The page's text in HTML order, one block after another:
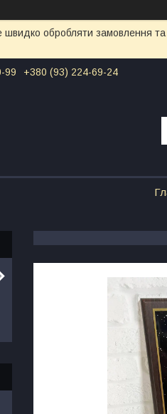
обробляти замовлення та
99 +380 (93) 224-69-24